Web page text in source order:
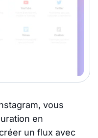
vous
en
un flux avec